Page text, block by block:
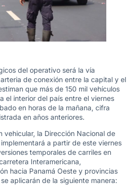
del operativo será la vía
de conexión entre la capital y el
que más de 150 mil vehículos
el interior del país entre el viernes
en horas de la mañana, cifra
en años anteriores.
vehicular, la Dirección Nacional de
a partir de este viernes
temporales de carriles en
Interamericana,
hacia Panamá Oeste y provincias
aplicarán de la siguiente manera: